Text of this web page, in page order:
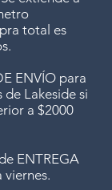
en
hacíamos
pero
servicio.
total es
ENVÍO para
de Lakeside si
a $2000
ENTREGA
viernes.